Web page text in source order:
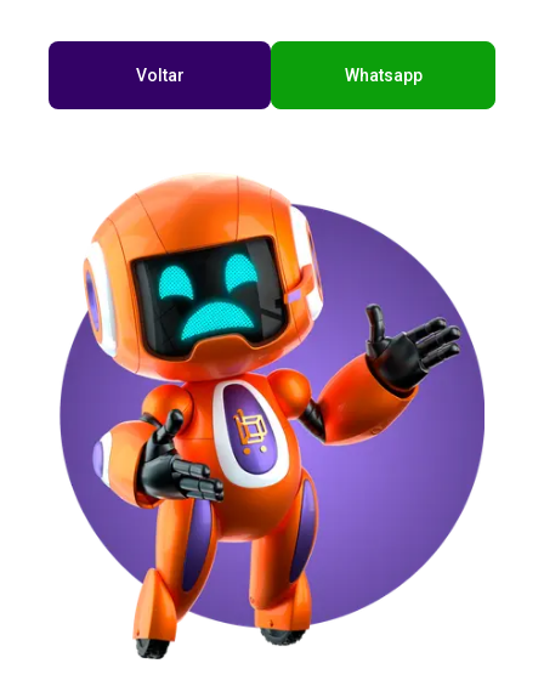
Voltar Whatsapp